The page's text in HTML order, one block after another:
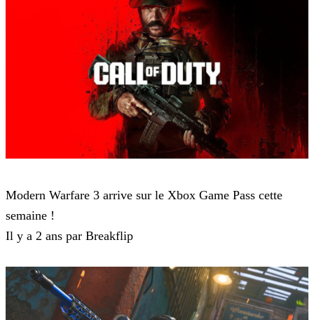
Modern Warfare 3 arrive sur le Xbox Game Pass cette
semaine !
Il y a 2 ans par Breakflip